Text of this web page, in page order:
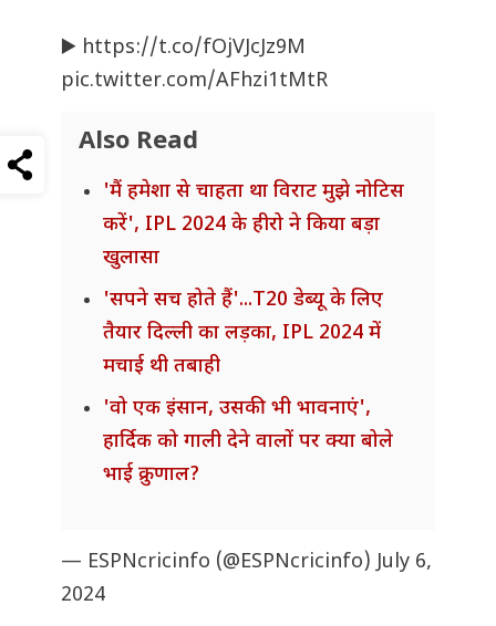
▶️ https://t.co/fOjVJcJz9M
pic.twitter.com/AFhzi1tMtR
Also Read
'मैं हमेशा से चाहता था विराट मुझे नोटिस
करें', IPL 2024 के हीरो ने किया बड़ा
खुलासा
'सपने सच होते हैं'...T20 डेब्यू के लिए
तैयार दिल्ली का लड़का, IPL 2024 में
मचाई थी तबाही
'वो एक इंसान, उसकी भी भावनाएं',
हार्दिक को गाली देने वालों पर क्या बोले
भाई क्रुणाल?
— ESPNcricinfo (@ESPNcricinfo)July 6,
2024